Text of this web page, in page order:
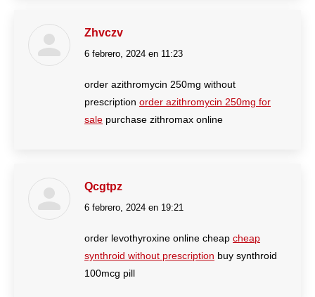
Zhvczv
dice:
6 febrero, 2024 en 11:23
order azithromycin 250mg without
prescription order azithromycin 250mg for
sale purchase zithromax online
Qcgtpz
dice:
6 febrero, 2024 en 19:21
order levothyroxine online cheap cheap
synthroid without prescription buy synthroid
100mcg pill